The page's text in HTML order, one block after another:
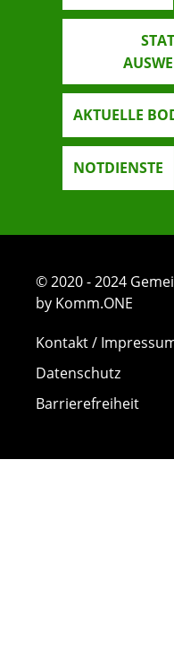
AKTUELLE
NOTDIENSTE
© 2020 - 2024
by Komm.ONE
Kontakt /
Datenschutz
Barrierefreiheit